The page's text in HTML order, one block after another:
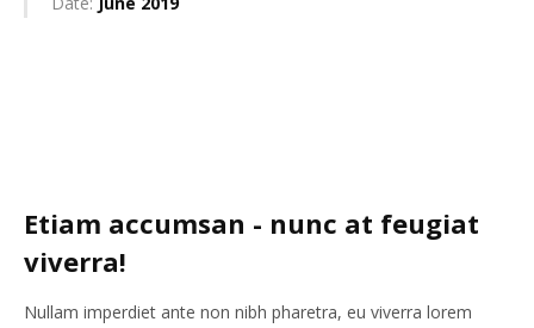
Etiam accumsan - nunc at feugiat
viverra!
Nullam imperdiet ante non nibh pharetra, eu viverra lorem